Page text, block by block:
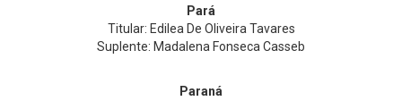
Pará
Titular: Edilea De Oliveira Tavares
Suplente: Madalena Fonseca Casseb
Paraná